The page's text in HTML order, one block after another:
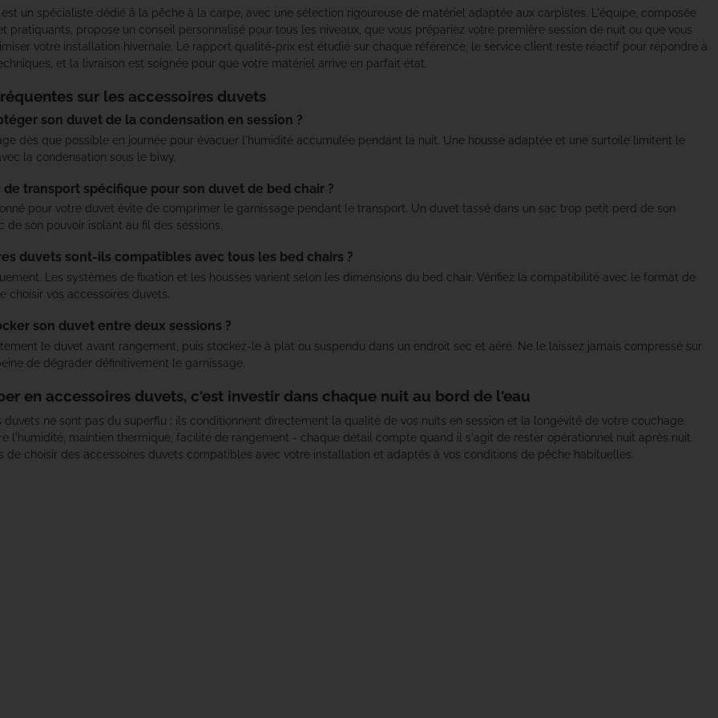
est un spécialiste dédié à la pêche à la carpe, avec une sélection rigoureuse de matériel adaptée aux carpistes. L'équipe, composée
pratiquants, propose un conseil personnalisé pour tous les niveaux, que vous prépariez votre première session de nuit ou que vous
votre installation hivernale. Le rapport qualité-prix est étudié sur chaque référence, le service client reste réactif pour répondre à
et la livraison est soignée pour que votre matériel arrive en parfait état.
sur les accessoires duvets
son duvet de la condensation en session ?
dès que possible en journée pour évacuer l'humidité accumulée pendant la nuit. Une housse adaptée et une surtoile limitent le
la condensation sous le biwy.
de transport spécifique pour son duvet de bed chair ?
pour votre duvet évite de comprimer le garnissage pendant le transport. Un duvet tassé dans un sac trop petit perd de son
de son pouvoir isolant au fil des sessions.
duvets sont-ils compatibles avec tous les bed chairs ?
Les systèmes de fixation et les housses varient selon les dimensions du bed chair. Vérifiez la compatibilité avec le format de
choisir vos accessoires duvets.
son duvet entre deux sessions ?
le duvet avant rangement, puis stockez-le à plat ou suspendu dans un endroit sec et aéré. Ne le laissez jamais compressé sur
de dégrader définitivement le garnissage.
en accessoires duvets, c'est investir dans chaque nuit au bord de l'eau
duvets ne sont pas du superflu : ils conditionnent directement la qualité de vos nuits en session et la longévité de votre couchage.
l'humidité, maintien thermique, facilité de rangement - chaque détail compte quand il s'agit de rester opérationnel nuit après nuit.
de choisir des accessoires duvets compatibles avec votre installation et adaptés à vos conditions de pêche habituelles.
Haith's
Hayabusa
HPA
Humminbird
JAG
Kampa
Korda
Kumu